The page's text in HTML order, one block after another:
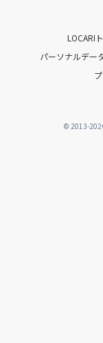
LOCARI
パーソナルデー
© 2013-